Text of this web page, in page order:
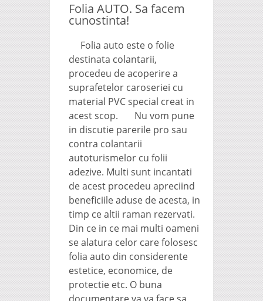
Folia AUTO. Sa facem
cunostinta!
Folia auto este o folie
destinata colantarii,
procedeu de acoperire a
suprafetelor caroseriei cu
material PVC special creat in
acest scop. Nu vom pune
in discutie parerile pro sau
contra colantarii
autoturismelor cu folii
adezive. Multi sunt incantati
de acest procedeu apreciind
beneficiile aduse de acesta, in
timp ce altii raman rezervati.
Din ce in ce mai multi oameni
se alatura celor care folosesc
folia auto din considerente
estetice, economice, de
protectie etc. O buna